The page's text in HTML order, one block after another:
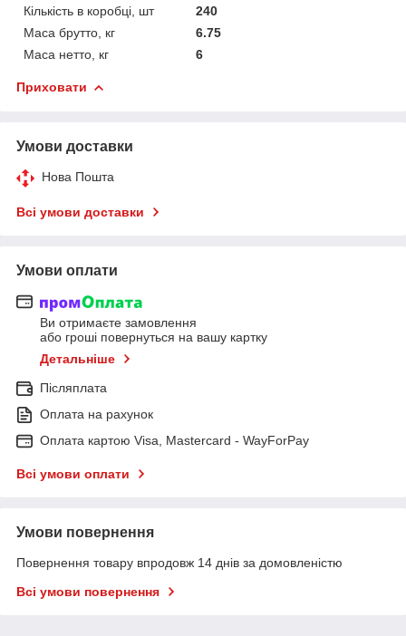
Кількість в коробці, шт
240
Маса брутто, кг
6.75
Маса нетто, кг
6
Приховати
Умови доставки
Нова Пошта
Всі умови доставки
Умови оплати
Ви отримаєте замовлення
або гроші повернуться на вашу картку
Детальніше
Післяплата
Оплата на рахунок
Оплата картою Visa, Mastercard - WayForPay
Всі умови оплати
Умови повернення
Повернення товару впродовж 14 днів за домовленістю
Всі умови повернення